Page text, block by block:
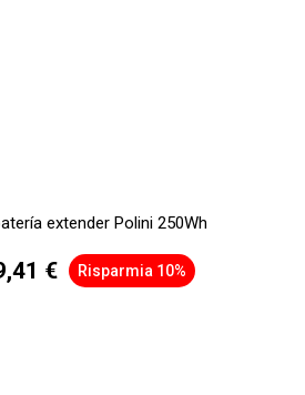
extender Polini 250Wh
€ Risparmia 10%